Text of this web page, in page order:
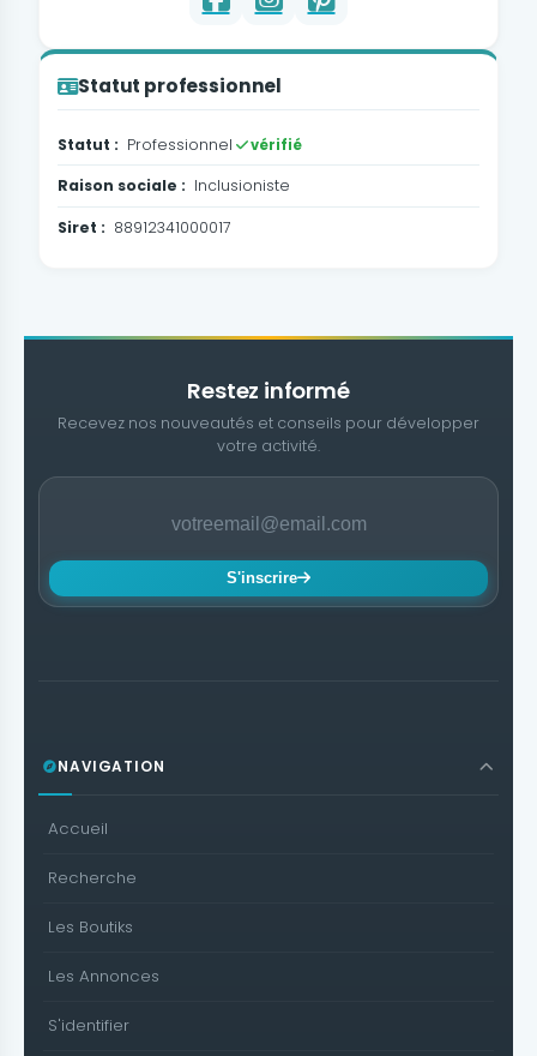
Statut professionnel
Statut : Professionnel vérifié
Raison sociale : Inclusioniste
Siret : 88912341000017
Restez informé
Recevez nos nouveautés et conseils pour développer
votre activité.
S'inscrire
NAVIGATION
Accueil
Recherche
Les Boutiks
Les Annonces
S'identifier